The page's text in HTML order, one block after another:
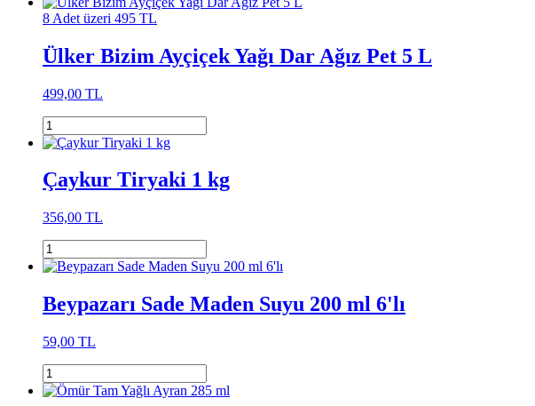
8 Adet üzeri 495 TL
Ülker Bizim Ayçiçek Yağı Dar Ağız Pet 5 L
499,00 TL
Çaykur Tiryaki 1 kg
356,00 TL
Beypazarı Sade Maden Suyu 200 ml 6'lı
59,00 TL